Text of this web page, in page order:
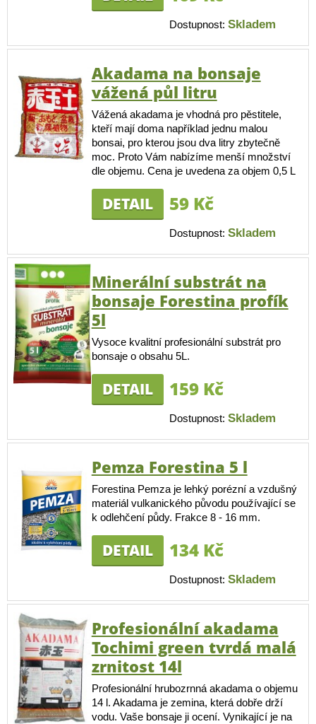
Dostupnost: Skladem
Akadama na bonsaje
vážená půl litru
Vážená akadama je vhodná pro pěstitele,
kteří mají doma například jednu malou
bonsai, pro kterou jsou dva litry zbytečně
moc. Proto Vám nabízíme menší množství
dle objemu. Cena je uvedena za objem 0,5 L
DETAIL 59 Kč
Dostupnost: Skladem
Minerální substrát na
bonsaje Forestina profík
5l
Vysoce kvalitní profesionální substrát pro
bonsaje o obsahu 5L.
DETAIL 159 Kč
Dostupnost: Skladem
Pemza Forestina 5 l
Forestina Pemza je lehký porézní a vzdušný
materiál vulkanického původu používající se
k odlehčení půdy. Frakce 8 - 16 mm.
DETAIL 134 Kč
Dostupnost: Skladem
Profesionální akadama
Tochimi green tvrdá malá
zrnitost 14l
Profesionální hrubozrnná akadama o objemu
14 l. Akadama je zemina, která dobře drží
vodu. Vaše bonsaje ji ocení. Vynikající je na